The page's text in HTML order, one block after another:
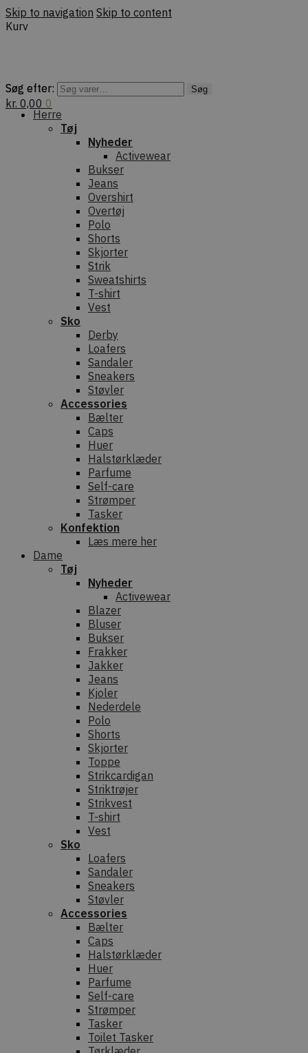
Skip to navigation Skip to content
Kurv
Søg efter: Søg
kr. 0,00 0
Søg efter: Søg
Herre
Tøj
Nyheder
Activewear
Bukser
Jeans
Overshirt
Overtøj
Polo
Shorts
Skjorter
Strik
Sweatshirts
T-shirt
Vest
Sko
Derby
Loafers
Sandaler
Sneakers
Støvler
Accessories
Bælter
Caps
Huer
Halstørklæder
Parfume
Self-care
Strømper
Tasker
Konfektion
Læs mere her
Dame
Tøj
Nyheder
Activewear
Blazer
Bluser
Bukser
Frakker
Jakker
Jeans
Kjoler
Nederdele
Polo
Shorts
Skjorter
Toppe
Strikcardigan
Striktrøjer
Strikvest
T-shirt
Vest
Sko
Loafers
Sandaler
Sneakers
Støvler
Accessories
Bælter
Caps
Halstørklæder
Huer
Parfume
Self-care
Strømper
Tasker
Toilet Tasker